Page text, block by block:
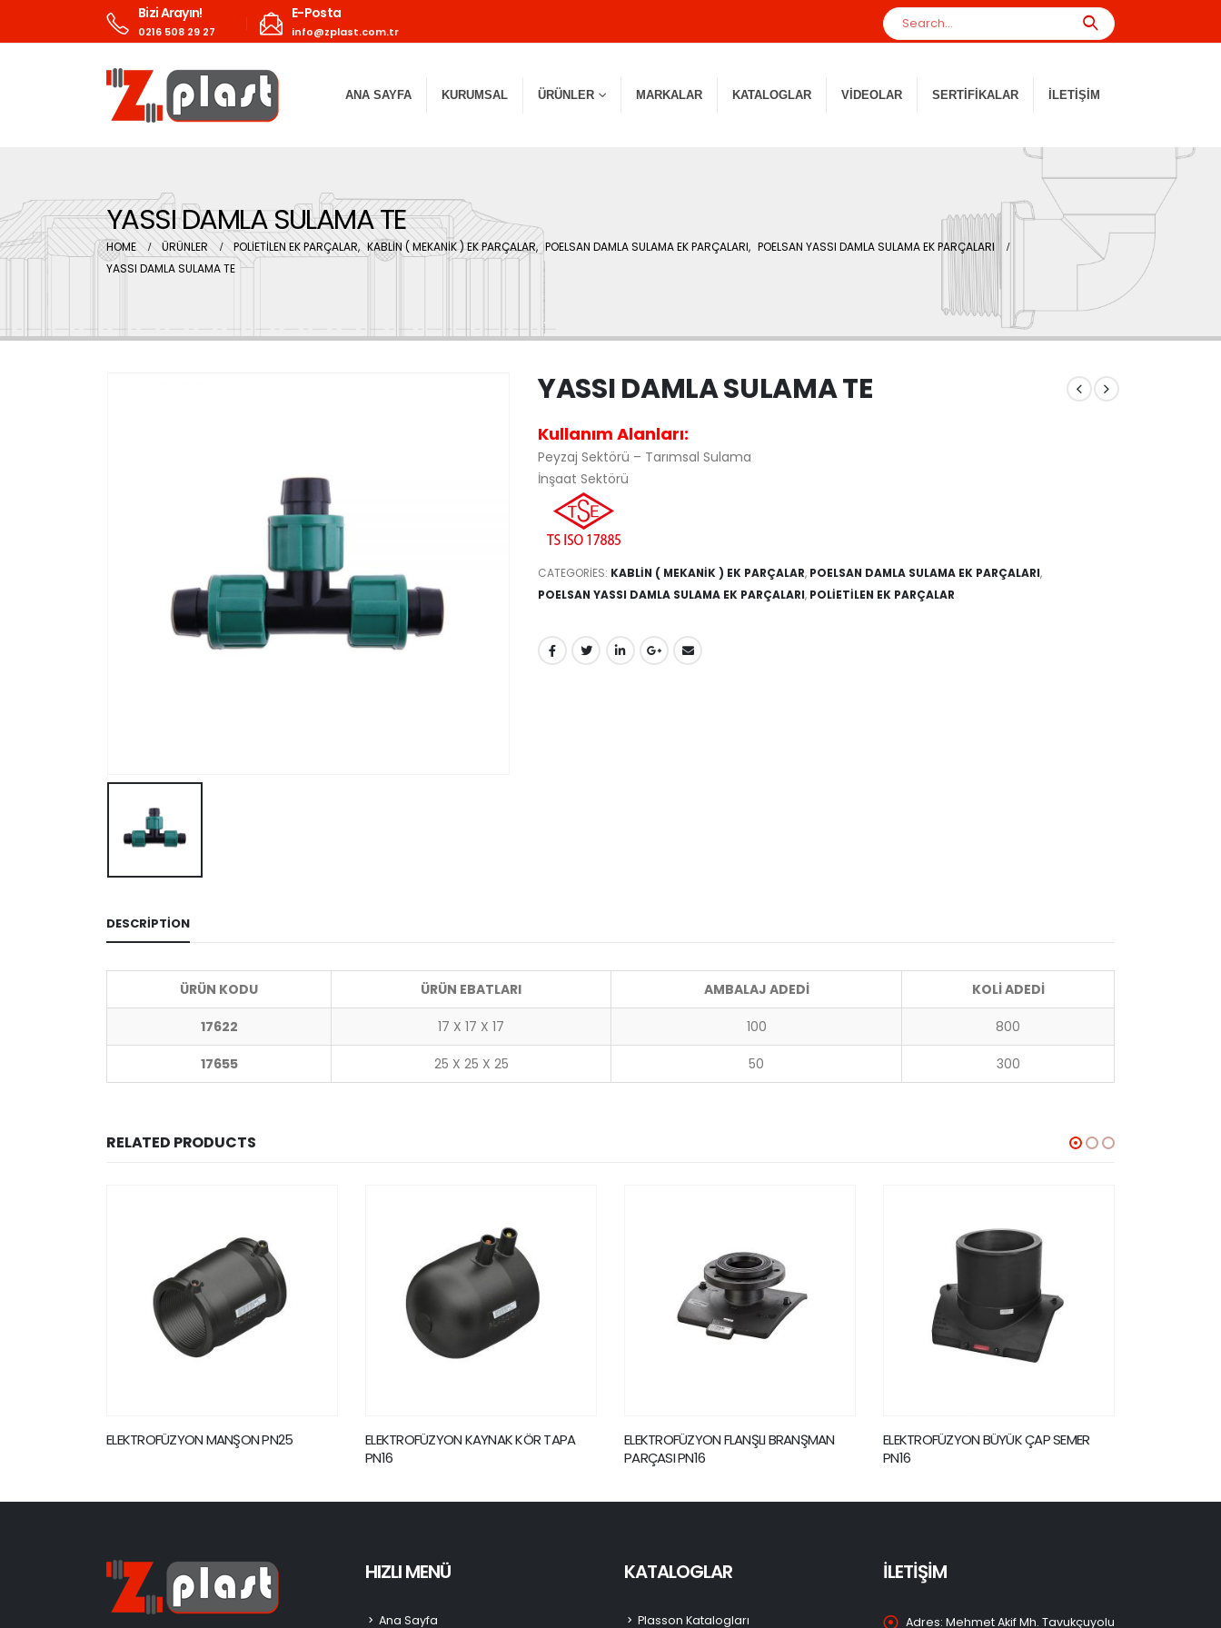
Bizi Arayın!
0216 508 29 27
E-Posta
info@zplast.com.tr
ANA SAYFA KURUMSAL ÜRÜNLER MARKALAR KATALOGLAR VIDEOLAR SERTIFIKALAR İLETIŞIM
YASSI DAMLA SULAMA TE
HOME ÜRÜNLER POLİETİLEN EK PARÇALAR, KABLİN ( MEKANİK ) EK PARÇALAR, POELSAN DAMLA SULAMA EK PARÇALARI, POELSAN YASSI DAMLA SULAMA EK PARÇALARI
YASSI DAMLA SULAMA TE
YASSI DAMLA SULAMA TE
Kullanım Alanları:
Peyzaj Sektörü – Tarımsal Sulama
İnşaat Sektörü
CATEGORIES: KABLİN ( MEKANİK ) EK PARÇALAR, POELSAN DAMLA SULAMA EK PARÇALARI,
POELSAN YASSI DAMLA SULAMA EK PARÇALARI, POLİETİLEN EK PARÇALAR
DESCRIPTION
ÜRÜN KODU ÜRÜN EBATLARI AMBALAJ ADEDİ KOLİ ADEDİ
17622 17 X 17 X 17 100 800
17655 25 X 25 X 25 50 300
RELATED PRODUCTS
ELEKTROFÜZYON KAYNAK KÖR TAPA
ELEKTROFÜZYON FLANŞLI BRANŞMAN
PARÇASI PN16
ELEKTROFÜZYON BÜYÜK ÇAP SEMER
PN16
ELEKTROFÜZYON PASLANMAZ DİŞLİ
SENSÖR ADAPTÖR PN16
HIZLI MENÜ
Ana Sayfa
KATALOGLAR
Plasson Katalogları
İLETİŞİM
Adres: Mehmet Akif Mh. Tavukçuyolu